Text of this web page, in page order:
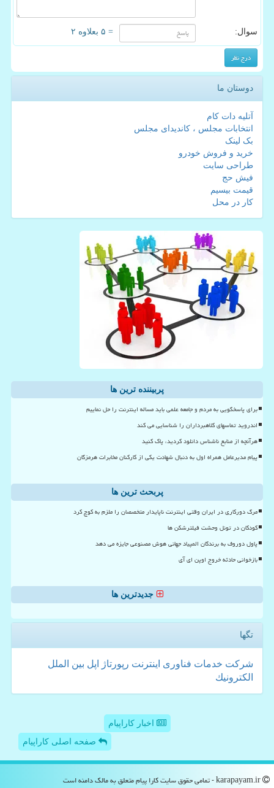
سوال: = ۵ بعلاوه ۲
دوستان ما
آتلیه دات کام
انتخابات مجلس ، کاندیدای مجلس
بک لینک
خرید و فروش خودرو
طراحی سایت
فیش حج
قیمت بیسیم
کار در محل
پربیننده ترین ها
برای پاسخگویی به مردم و جامعه علمی باید مساله اینترنت را حل نماییم
اندروید تماسهای کلاهبرداران را شناسایی می کند
هرآنچه از منابع ناشناس دانلود کردید، پاک کنید
پیام مدیرعامل همراه اول به دنبال شهادت یکی از کارکنان مخابرات هرمزگان
پربحث ترین ها
مرگ دورکاری در ایران وقتی اینترنت ناپایدار متخصصان را ملزم به کوچ کرد
کودکان در تونل وحشت فیلترشکن ها
پاول دوروف به برندگان المپیاد جهانی هوش مصنوعی جایزه می دهد
بازخوانی حادثه خروج اوپن ای آی
جدیدترین ها
تگها
شركت خدمات فناوری اینترنت رپورتاژ اپل بین الملل
الكترونیك
اخبار کاراپیام
صفحه اصلی کاراپیام